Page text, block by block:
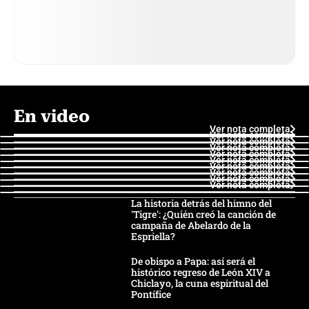
En video
Ver nota completa
Ver nota completa
Ver nota completa
Ver nota completa
Ver nota completa
Ver nota completa
Ver nota completa
Ver nota completa
Ver nota completa
Ver nota completa
La historia detrás del himno del
'Tigre': ¿Quién creó la canción de
campaña de Abelardo de la
Espriella?
De obispo a Papa: así será el
histórico regreso de León XIV a
Chiclayo, la cuna espiritual del
Pontífice